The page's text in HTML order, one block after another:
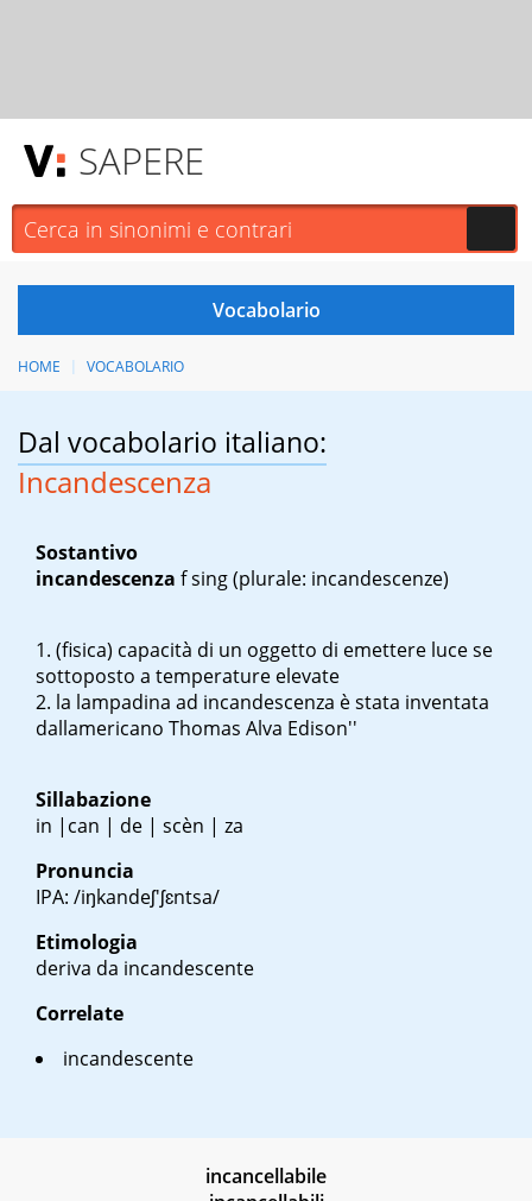
SAPERE
HOME VOCABOLARIO
Dal vocabolario italiano:
Incandescenza
Sostantivo
incandescenza f sing(plurale: incandescenze)
(fisica) capacità di un oggetto di emettere luce se
sottoposto a temperature elevate
la lampadina ad incandescenza è stata inventata
dallamericano Thomas Alva Edison''
Sillabazione
in |can | de | scèn | za
Pronuncia
IPA: /iŋkandeʃ'ʃɛntsa/
Etimologia
deriva da incandescente
Correlate
incandescente
incancellabile